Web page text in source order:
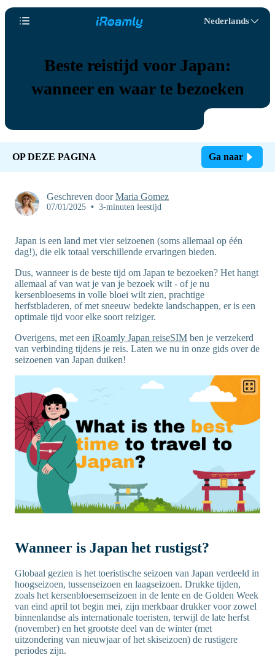
Nederlands
Beste reistijd voor Japan:
wanneer en waar te bezoeken
OP DEZE PAGINA Ga naar
Geschreven doorMaria Gomez
07/01/2025 • 3-minuten leestijd
Japan is een land met vier seizoenen (soms allemaal op één
dag!), die elk totaal verschillende ervaringen bieden.
Dus, wanneer is de beste tijd om Japan te bezoeken? Het hangt
allemaal af van wat je van je bezoek wilt - of je nu
kersenbloesems in volle bloei wilt zien, prachtige
herfstbladeren, of met sneeuw bedekte landschappen, er is een
optimale tijd voor elke soort reiziger.
Overigens, met een iRoamly Japan reiseSIM ben je verzekerd
van verbinding tijdens je reis. Laten we nu in onze gids over de
seizoenen van Japan duiken!
Wanneer is Japan het rustigst?
Globaal gezien is het toeristische seizoen van Japan verdeeld in
hoogseizoen, tussenseizoen en laagseizoen. Drukke tijden,
zoals het kersenbloesemseizoen in de lente en de Golden Week
van eind april tot begin mei, zijn merkbaar drukker voor zowel
binnenlandse als internationale toeristen, terwijl de late herfst
(november) en het grootste deel van de winter (met
uitzondering van nieuwjaar of het skiseizoen) de rustigere
periodes zijn.